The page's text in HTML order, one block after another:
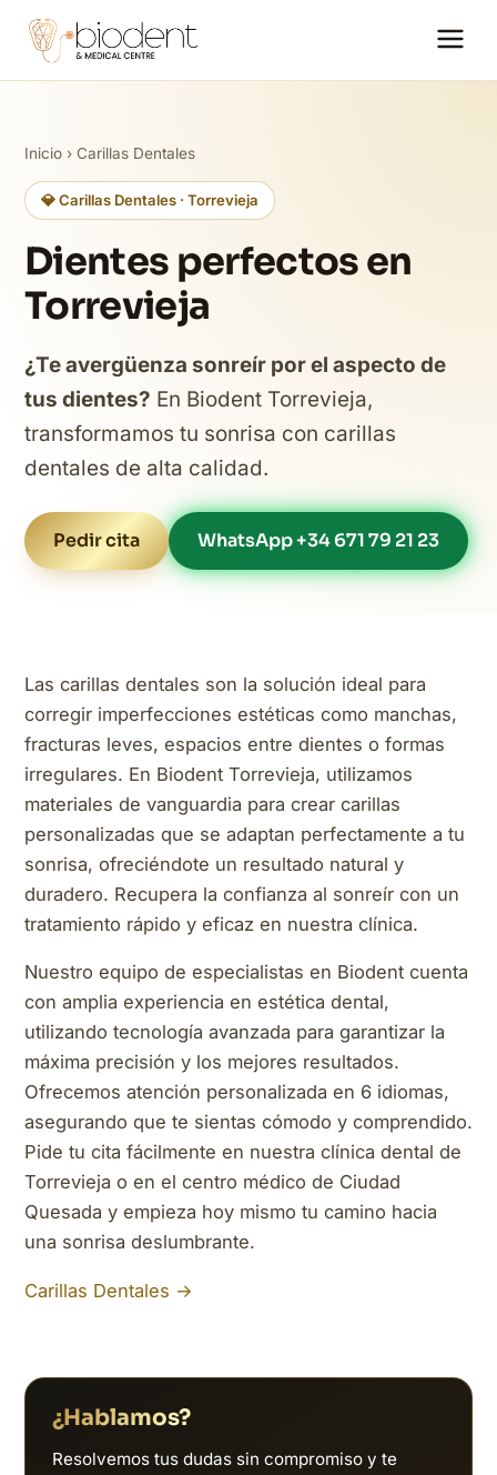
Inicio › Carillas Dentales
💎 Carillas Dentales · Torrevieja
Dientes perfectos en
Torrevieja
¿Te avergüenza sonreír por el aspecto de
tus dientes? En Biodent Torrevieja,
transformamos tu sonrisa con carillas
dentales de alta calidad.
Pedir cita WhatsApp +34 671 79 21 23
Las carillas dentales son la solución ideal para
corregir imperfecciones estéticas como manchas,
fracturas leves, espacios entre dientes o formas
irregulares. En Biodent Torrevieja, utilizamos
materiales de vanguardia para crear carillas
personalizadas que se adaptan perfectamente a tu
sonrisa, ofreciéndote un resultado natural y
duradero. Recupera la confianza al sonreír con un
tratamiento rápido y eficaz en nuestra clínica.
Nuestro equipo de especialistas en Biodent cuenta
con amplia experiencia en estética dental,
utilizando tecnología avanzada para garantizar la
máxima precisión y los mejores resultados.
Ofrecemos atención personalizada en 6 idiomas,
asegurando que te sientas cómodo y comprendido.
Pide tu cita fácilmente en nuestra clínica dental de
Torrevieja o en el centro médico de Ciudad
Quesada y empieza hoy mismo tu camino hacia
una sonrisa deslumbrante.
Carillas Dentales →
¿Hablamos?
Resolvemos tus dudas sin compromiso y te